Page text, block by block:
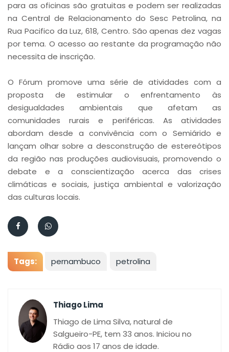
para as oficinas são gratuitas e podem ser realizadas
na Central de Relacionamento do Sesc Petrolina, na
Rua Pacifico da Luz, 618, Centro. São apenas dez vagas
por tema. O acesso ao restante da programação não
necessita de inscrição.
O Fórum promove uma série de atividades com a
proposta de estimular o enfrentamento às
desigualdades ambientais que afetam as
comunidades rurais e periféricas. As atividades
abordam desde a convivência com o Semiárido e
lançam olhar sobre a desconstrução de estereótipos
da região nas produções audiovisuais, promovendo o
debate e a conscientização acerca das crises
climáticas e sociais, justiça ambiental e valorização
das culturas locais.
Tags: pernambuco petrolina
Thiago Lima
Thiago de Lima Silva, natural de
Salgueiro-PE, tem 33 anos. Iniciou no
Rádio aos 17 anos de idade.